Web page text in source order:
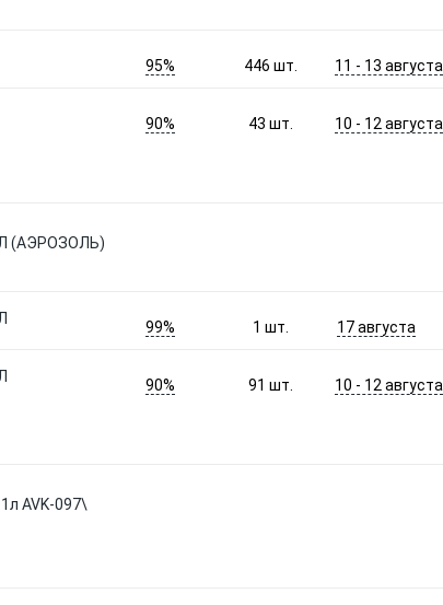
95% 446шт. 11 - 13 августа
90% 43шт. 10 - 12 августа
(АЭРОЗОЛЬ)
99% 1шт. 17 августа
90% 91шт. 10 - 12 августа
AVK-097\